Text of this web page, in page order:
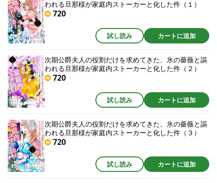
われる旦那様が家庭内ストーカーと化した件（１）
720
試し読み カートに追加
次期公爵夫人の役割だけを求めてきた、氷の薔薇と謳
われる旦那様が家庭内ストーカーと化した件（２）
720
試し読み カートに追加
次期公爵夫人の役割だけを求めてきた、氷の薔薇と謳
われる旦那様が家庭内ストーカーと化した件（３）
720
試し読み カートに追加